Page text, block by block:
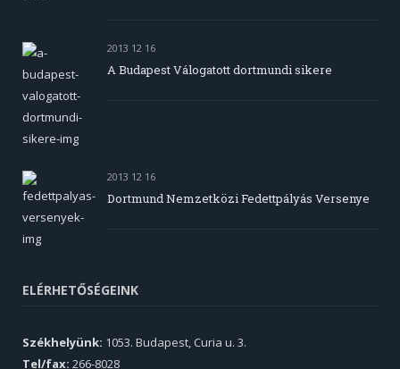
2013 12 16
A Budapest Válogatott dortmundi sikere
2013 12 16
Dortmund Nemzetközi Fedettpályás Versenye
ELÉRHETŐSÉGEINK
Székhelyünk: 1053. Budapest, Curia u. 3.
Tel/fax: 266-8028